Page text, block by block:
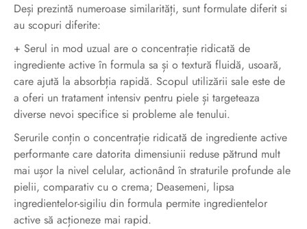
Deși prezintă numeroase similarități, sunt formulate diferit si
au scopuri diferite:
+ Serul in mod uzual are o concentrație ridicată de
ingrediente active în formula sa și o textură fluidă, usoară,
care ajută la absorbția rapidă. Scopul utilizării sale este de
a oferi un tratament intensiv pentru piele și targeteaza
diverse nevoi specifice si probleme ale tenului.
Serurile conțin o concentrație ridicată de ingrediente active
performante care datorita dimensiunii reduse pătrund mult
mai ușor la nivel celular, actionând în straturile profunde ale
pielii, comparativ cu o crema; Deasemeni, lipsa
ingredientelor-sigiliu din formula permite ingredientelor
active să acționeze mai rapid.